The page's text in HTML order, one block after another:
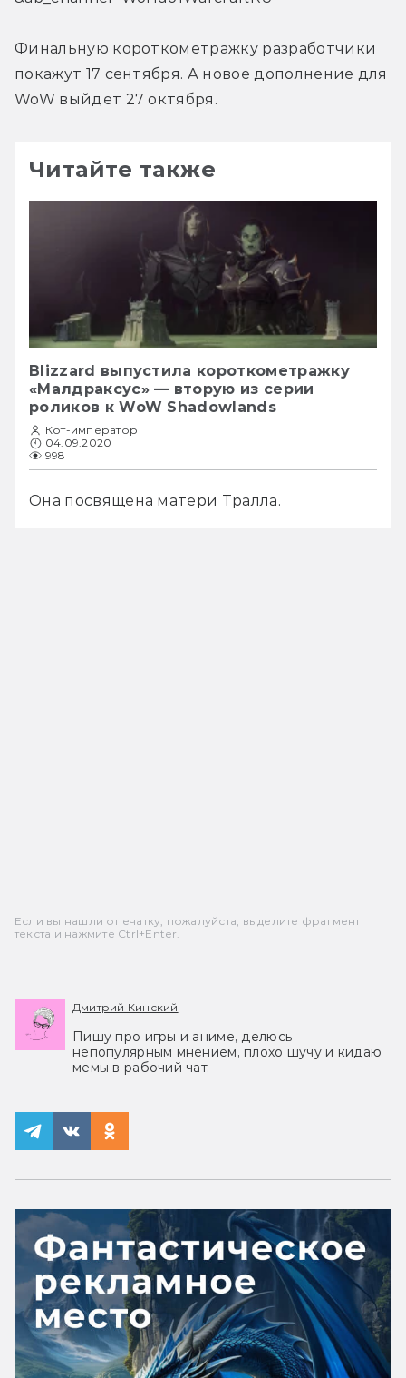
Финальную короткометражку разработчики
покажут 17 сентября. А новое дополнение для
WoW выйдет 27 октября.
Читайте также
Blizzard выпустила короткометражку
«Малдраксус» — вторую из серии
роликов к WoW Shadowlands
Кот-император
04.09.2020
998
Она посвящена матери Тралла.
Если вы нашли опечатку, пожалуйста, выделите фрагмент
текста и нажмите Ctrl+Enter.
Дмитрий Кинский
Пишу про игры и аниме, делюсь
непопулярным мнением, плохо шучу и кидаю
мемы в рабочий чат.